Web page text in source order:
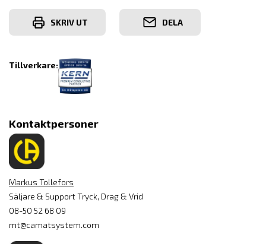
SKRIV UT DELA
Tillverkare:
Kontaktpersoner
Markus Tollefors
Säljare & Support Tryck, Drag & Vrid
08-50 52 68 09
mt@camatsystem.com